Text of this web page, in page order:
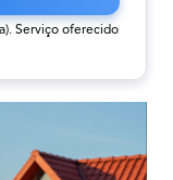
Serviço oferecido